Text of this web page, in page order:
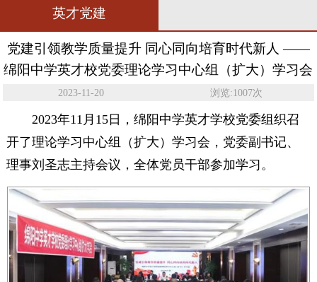
英才党建
党建引领教学质量提升 同心同向培育时代新人 ——
绵阳中学英才校党委理论学习中心组（扩大）学习会
2023-11-20 浏览:1007次
2023年11月15日，绵阳中学英才学校党委组织召
开了理论学习中心组（扩大）学习会，党委副书记、
理事刘圣志主持会议，全体党员干部参加学习。